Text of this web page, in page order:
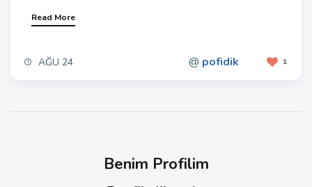
Read More
AĞU 24 1
@ pofidik
Benim Profilim